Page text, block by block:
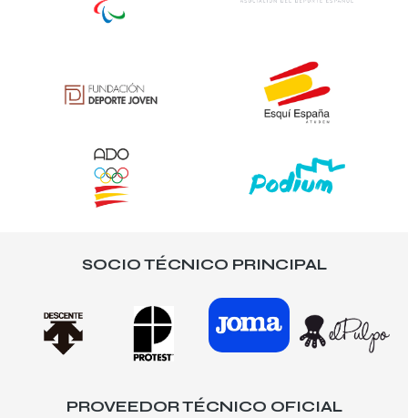
SOCIO TÉCNICO PRINCIPAL
PROVEEDOR TÉCNICO OFICIAL